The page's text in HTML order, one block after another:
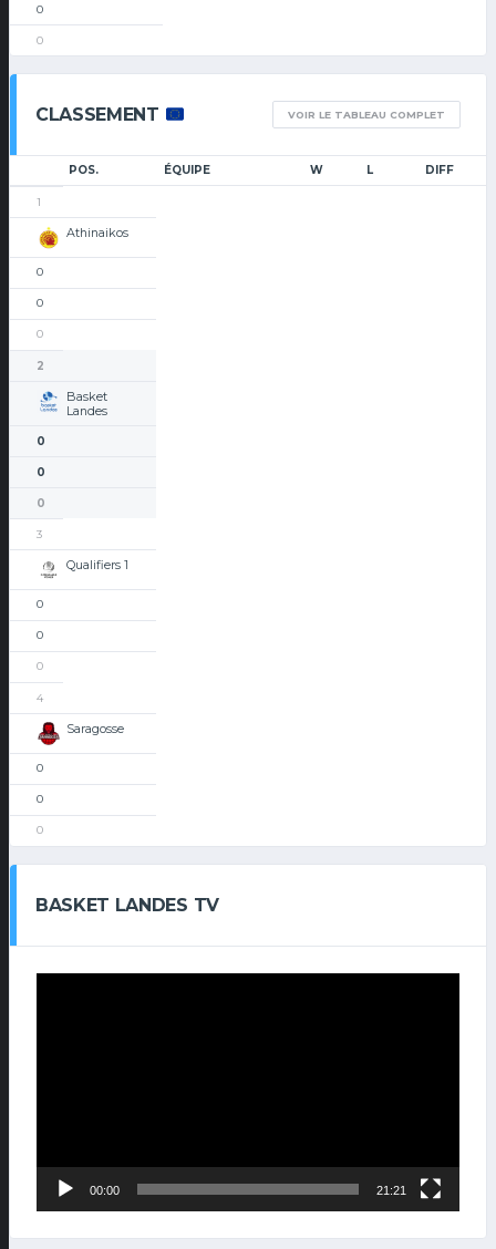
0
0
CLASSEMENT VOIR LE TABLEAU COMPLET
POS. ÉQUIPE W L DIFF
1
Athinaikos
0
0
0
2
Basket
Landes
0
0
0
3
Qualifiers 1
0
0
0
4
Saragosse
0
0
0
BASKET LANDES TV
00:00 21:21